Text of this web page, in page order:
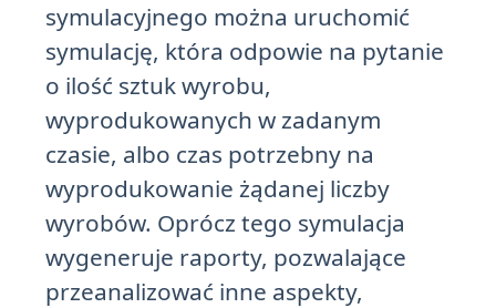
symulacyjnego można uruchomić
symulację, która odpowie na pytanie
o ilość sztuk wyrobu,
wyprodukowanych w zadanym
czasie, albo czas potrzebny na
wyprodukowanie żądanej liczby
wyrobów. Oprócz tego symulacja
wygeneruje raporty, pozwalające
przeanalizować inne aspekty,